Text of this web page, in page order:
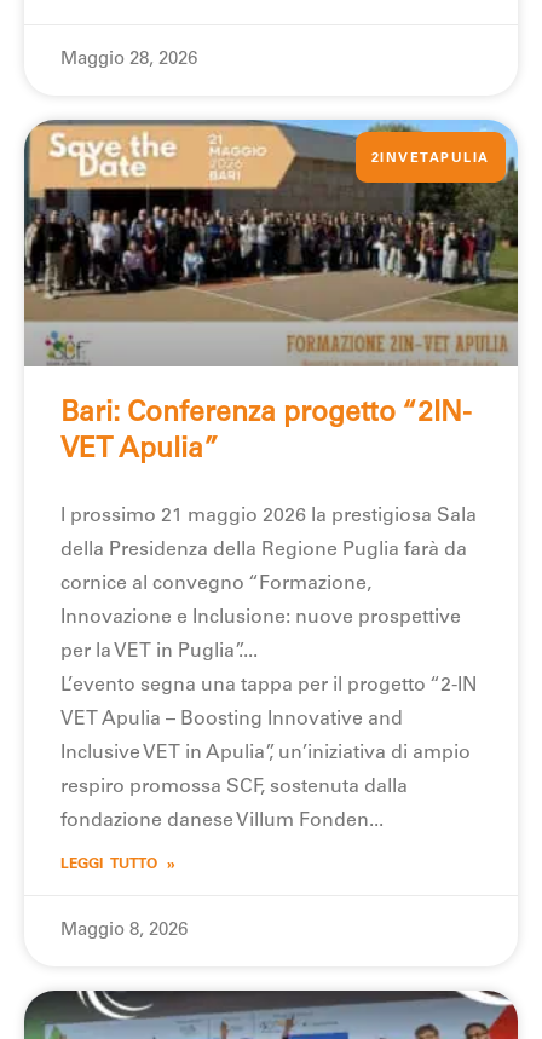
Maggio 28, 2026
2INVETAPULIA
Bari: Conferenza progetto “2IN-
VET Apulia”
l prossimo 21 maggio 2026 la prestigiosa Sala
della Presidenza della Regione Puglia farà da
cornice al convegno “Formazione,
Innovazione e Inclusione: nuove prospettive
per la VET in Puglia”.
L’evento segna una tappa per il progetto “2-IN
VET Apulia – Boosting Innovative and
Inclusive VET in Apulia”, un’iniziativa di ampio
respiro promossa SCF, sostenuta dalla
fondazione danese Villum Fonden
LEGGI TUTTO »
Maggio 8, 2026